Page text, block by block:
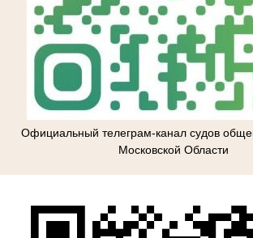
Официальный телеграм-канал судов
Московской Области